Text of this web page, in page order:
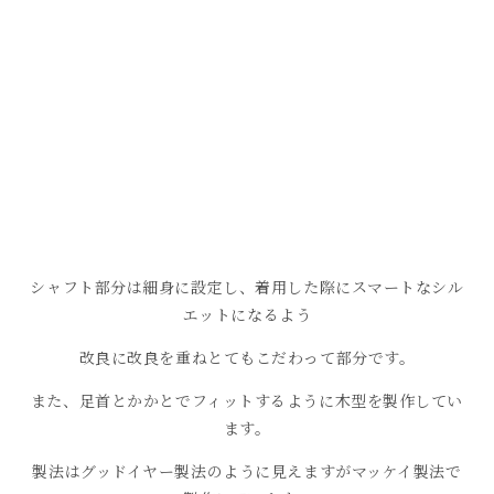
シャフト部分は細身に設定し、着用した際にスマートなシル
エットになるよう
改良に改良を重ねとてもこだわって部分です。
また、足首とかかとでフィットするように木型を製作してい
ます。
製法はグッドイヤー製法のように見えますがマッケイ製法で